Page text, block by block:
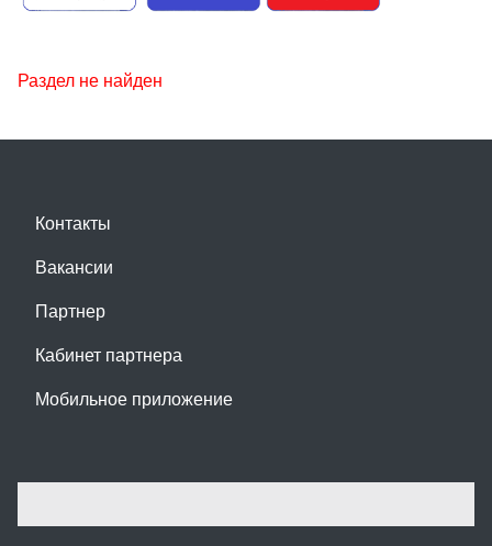
Раздел не найден
Контакты
Вакансии
Партнер
Кабинет партнера
Мобильное приложение